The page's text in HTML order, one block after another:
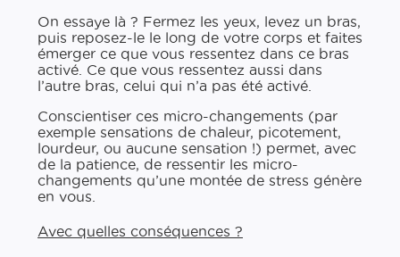
On essaye là ? Fermez les yeux, levez un bras,
puis reposez-​le le long de votre corps et faites
émerger ce que vous ressentez dans ce bras
activé. Ce que vous ressentez aussi dans
l’autre bras, celui qui n’a pas été activé.
Conscientiser ces micro-​changements (par
exemple sensations de chaleur, picotement,
lourdeur, ou aucune sensation !) permet, avec
de la patience, de ressentir les micro-​
changements qu’une montée de stress génère
en vous.
Avec quelles conséquences ?